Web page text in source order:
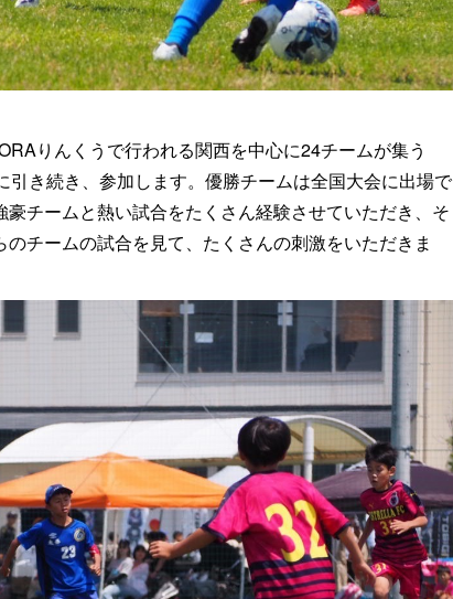
りんくうで行われる関西を中心に24チームが集う
引き続き、参加します。優勝チームは全国大会に出場で
豪チームと熱い試合をたくさん経験させていただき、そ
のチームの試合を見て、たくさんの刺激をいただきま